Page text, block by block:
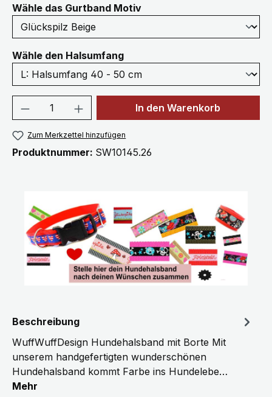
Wähle das Gurtband Motivauswählen
Wähle den Halsumfangauswählen
Produkt Anzahl: Gib denIn den Warenkorb
Zum Merkzettel hinzufügen
Produktnummer: SW10145.26
Beschreibung
WuffWuffDesign Hundehalsband mit Borte Mit
unserem handgefertigten wunderschönen
Hundehalsband kommt Farbe ins Hundelebe…
Mehr